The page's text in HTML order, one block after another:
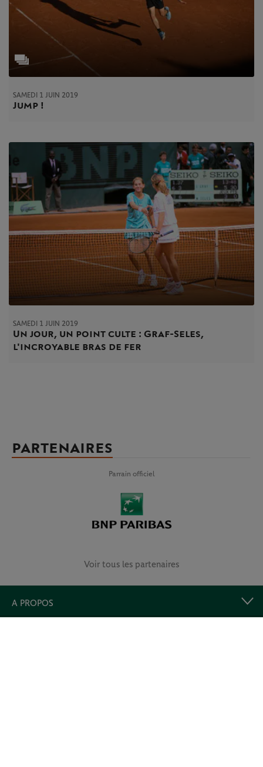
SAMEDI 1 JUIN 2019
Jump !
SAMEDI 1 JUIN 2019
Un jour, un point culte : Graf-Seles,
l'incroyable bras de fer
PARTENAIRES
Parrain officiel
Voir tous les partenaires
A PROPOS